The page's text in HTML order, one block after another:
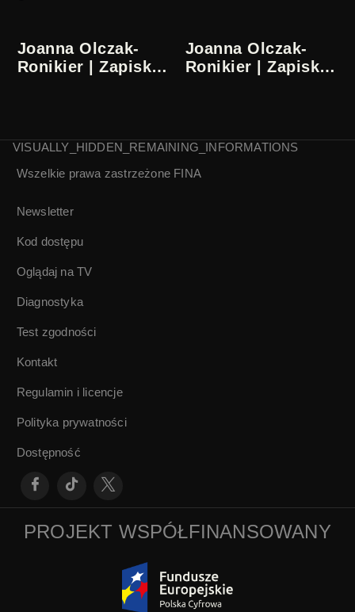
Joanna Olczak-
Ronikier | Zapiski
Joanna Olczak-
Ronikier | Zapiski
Joanna Olczak-
ze współczesności
VISUALLY_HIDDEN_REMAINING_INFORMATIONS
Wszelkie prawa zastrzeżone FINA
Newsletter
Kod dostępu
Oglądaj na TV
Diagnostyka
Test zgodności
Kontakt
Regulamin i licencje
Polityka prywatności
Dostępność
PROJEKT WSPÓŁFINANSOWANY